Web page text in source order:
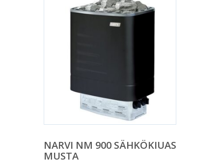
NARVI NM 900 SÄHKÖKIUAS
MUSTA